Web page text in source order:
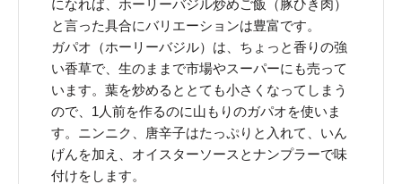
になれば、ホーリーバジル炒めご飯（豚ひき肉）
と言った具合にバリエーションは豊富です。
ガパオ（ホーリーバジル）は、ちょっと香りの強
い香草で、生のままで市場やスーパーにも売って
います。葉を炒めるととても小さくなってしまう
ので、1人前を作るのに山もりのガパオを使いま
す。ニンニク、唐辛子はたっぷりと入れて、いん
げんを加え、オイスターソースとナンプラーで味
付けをします。